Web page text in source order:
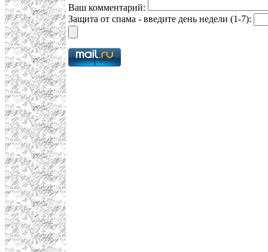
Ваш комментарий:
Защита от спама - введите день недели (1-7):